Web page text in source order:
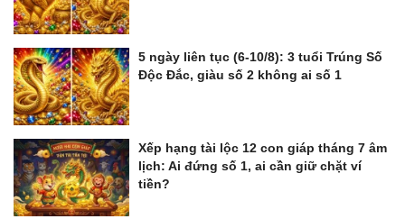
5 ngày liên tục (6-10/8): 3 tuổi Trúng Số
Độc Đắc, giàu số 2 không ai số 1
Xếp hạng tài lộc 12 con giáp tháng 7 âm
lịch: Ai đứng số 1, ai cần giữ chặt ví
tiền?